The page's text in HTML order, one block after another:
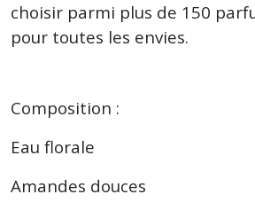
choisir parmi plus de 150
pour toutes les envies.
Composition :
Eau florale
Amandes douces